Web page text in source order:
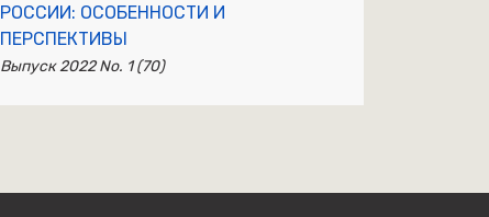
РОССИИ: ОСОБЕННОСТИ И
ПЕРСПЕКТИВЫ
Выпуск 2022 No. 1 (70)